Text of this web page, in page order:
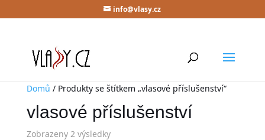
info@vlasy.cz
Domů / Produkty se štítkem „vlasové příslušenství“
vlasové příslušenství
Zobrazeny 2 výsledky